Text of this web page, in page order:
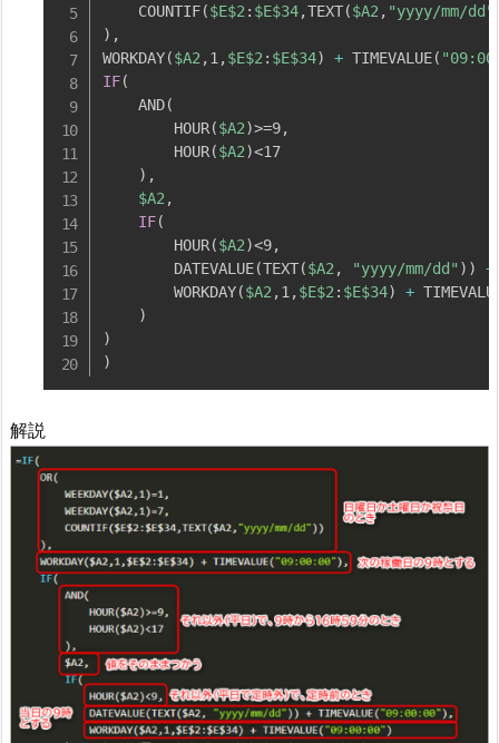
    COUNTIF
($E$2 : $E$34,TEXT($A2 , "yyyy/mm/dd"
) ,
WORKDAY($A2 ,1 ,$E$2 : $E$34) + TIMEVALUE(
IF(
    AND
(
        HOUR
($A2)>=9,
        HOUR
($A2)<17
) ,
$A2 ,
IF(
        HOUR
($A2)<9,
        DATEVALUE
(TEXT($A2 , "yyyy/mm/dd" ) ) +
        WORKDAY
($A2 ,1 ,$E$2 : $E$34) +
)
)
)
解説